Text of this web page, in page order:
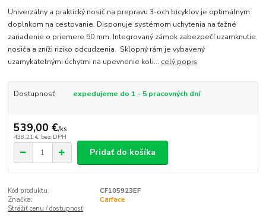
Univerzálny a praktický nosič na prepravu 3-och bicyklov je optimálnym
doplnkom na cestovanie. Disponuje systémom uchytenia na ťažné
zariadenie o priemere 50 mm. Integrovaný zámok zabezpečí uzamknutie
nosiča a zníži riziko odcudzenia. Sklopný rám je vybavený
uzamykateľnými úchytmi na upevnenie koli... celý popis
Dostupnosť expedujeme do 1 - 5 pracovných dní
539,00 €/ks
438,21 € bez DPH
Pridať do košíka
Kód produktu:
CF105923EF
Značka:
Carface
Strážiť cenu / dostupnosť